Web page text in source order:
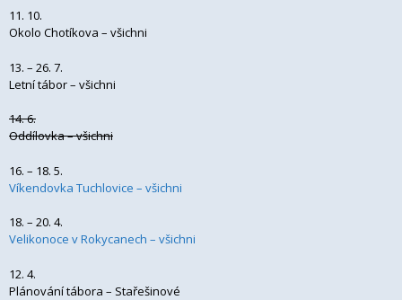
11. 10.
Okolo Chotíkova – všichni
13. – 26. 7.
Letní tábor – všichni
14. 6.
Oddílovka – všichni
16. – 18. 5.
Víkendovka Tuchlovice – všichni
18. – 20. 4.
Velikonoce v Rokycanech – všichni
12. 4.
Plánování tábora – Stařešinové